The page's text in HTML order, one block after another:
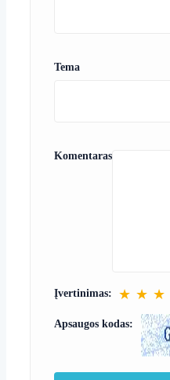
Tema
Komentaras
Įvertinimas: ★ ★ ★
Apsaugos kodas: